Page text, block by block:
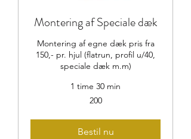
Montering af Speciale dæk
Montering af egne dæk pris fra
150,- pr. hjul (flatrun, profil u/40,
speciale dæk m.m)
1 time 30 min
200
Bestil nu